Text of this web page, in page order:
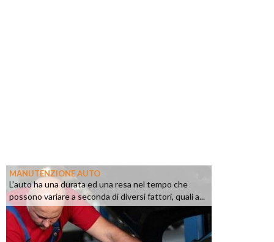
MANUTENZIONE AUTO
L'auto ha una durata ed una resa nel tempo che
possono variare a seconda di diversi fattori, quali a...